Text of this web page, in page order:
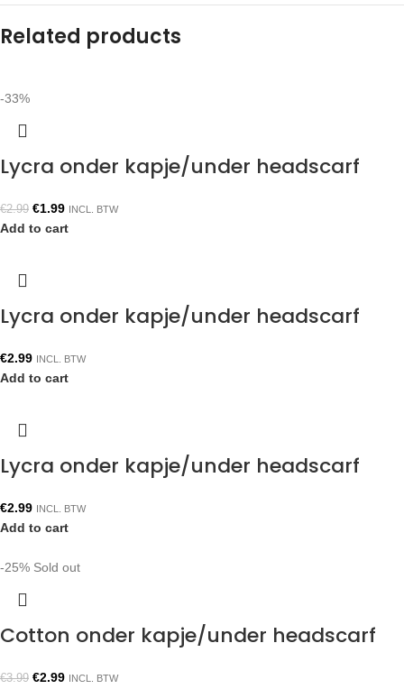
Related products
-33%
Lycra onder kapje/under headscarf
€2.99 €1.99 INCL. BTW
Add to cart
Lycra onder kapje/under headscarf
€2.99 INCL. BTW
Add to cart
Lycra onder kapje/under headscarf
€2.99 INCL. BTW
Add to cart
-25% Sold out
Cotton onder kapje/under headscarf
€3.99 €2.99 INCL. BTW